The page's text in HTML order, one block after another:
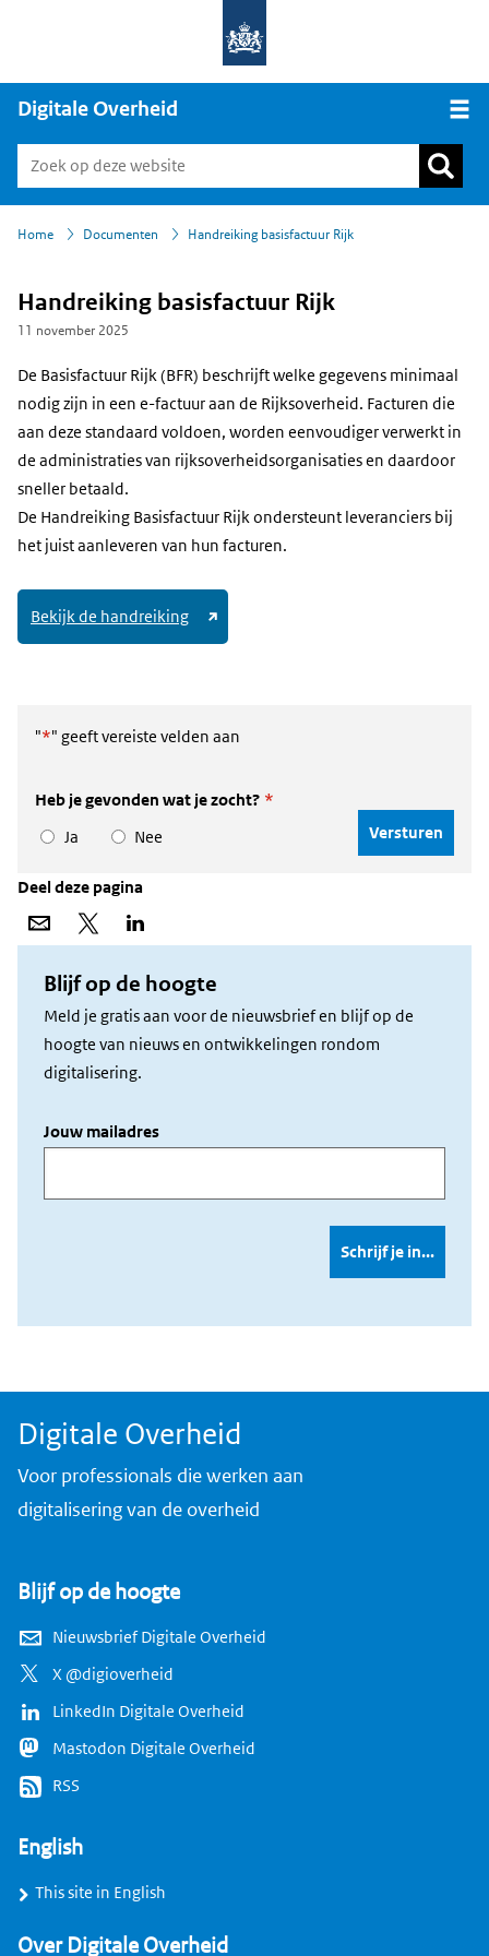
Digitale Overheid
Home
› Documenten
› Handreiking basisfactuur Rijk
Handreiking basisfactuur Rijk
11 november 2025
De Basisfactuur Rijk (BFR) beschrijft welke gegevens minimaal
nodig zijn in een e-factuur aan de Rijksoverheid. Facturen die
aan deze standaard voldoen, worden eenvoudiger verwerkt in
de administraties van rijksoverheidsorganisaties en daardoor
sneller betaald.
De Handreiking Basisfactuur Rijk ondersteunt leveranciers bij
het juist aanleveren van hun facturen.
Bekijk de handreiking(link
naar
"*" geeft vereiste velden aan
Heb je gevonden wat je zocht? *
Ja
Nee
Deel deze pagina
Deel
e-
Deel
X
LinkedIn
Blijf op de hoogte
Meld je gratis aan voor de nieuwsbrief en blijf op de
hoogte van nieuws en ontwikkelingen rondom
digitalisering.
Jouw mailadres
Digitale Overheid
Voor professionals die werken aan
digitalisering van de overheid
Blijf op de hoogte
Nieuwsbrief Digitale Overheid
X @digioverheid
LinkedIn Digitale Overheid
Mastodon Digitale Overheid
RSS
English
This site in English
Over Digitale Overheid